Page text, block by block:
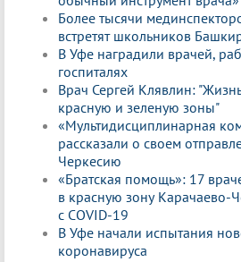
Более тысячи
встретят школьников
В Уфе наградили врачей,
госпиталях
Врач Сергей Клявлин:
красную и зеленую зоны"
«Мультидисциплинарная
рассказали о своем
Черкесию
«Братская помощь»: 17
в красную зону Карачаево-
с COVID-19
В Уфе начали испытания
коронавируса